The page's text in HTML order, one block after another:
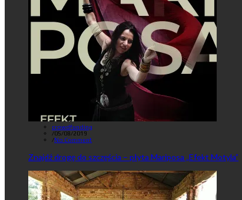
crowdfunding
/05/08/2019
/No Comment
Znajdź drogę do szczęścia – płyta Mariposa „Efekt Motyla”